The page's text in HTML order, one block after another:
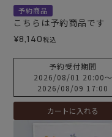
予約商品
こちらは予約商品です
¥8,140税込
予約受付期間
2026/08/01 20:00〜
2026/08/09 17:00
カートに入れる